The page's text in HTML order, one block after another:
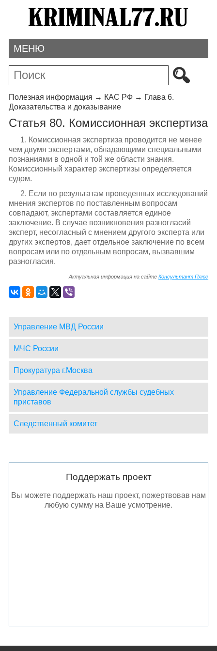
МЕНЮ
Полезная информация → КАС РФ→ Глава 6.
Доказательства и доказывание
Статья 80. Комиссионная экспертиза
1. Комиссионная экспертиза проводится не менее
чем двумя экспертами, обладающими специальными
познаниями в одной и той же области знания.
Комиссионный характер экспертизы определяется
судом.
2. Если по результатам проведенных исследований
мнения экспертов по поставленным вопросам
совпадают, экспертами составляется единое
заключение. В случае возникновения разногласий
эксперт, несогласный с мнением другого эксперта или
других экспертов, дает отдельное заключение по всем
вопросам или по отдельным вопросам, вызвавшим
разногласия.
Актуальная информация на сайтеКонсультант Плюс
Управление МВД России
МЧС России
Прокуратура г.Москва
Управление Федеральной службы судебных
приставов
Следственный комитет
Поддержать проект
Вы можете поддержать наш проект, пожертвовав нам
любую сумму на Ваше усмотрение.